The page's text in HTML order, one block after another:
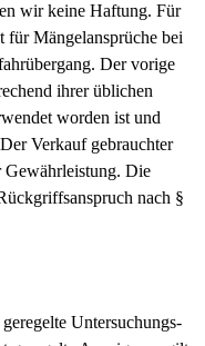
wir keine Haftung. Für
für Mängelansprüche bei
Der vorige
ihrer üblichen
worden ist und
Verkauf gebrauchter
Gewährleistung. Die
nach §
Untersuchungs-